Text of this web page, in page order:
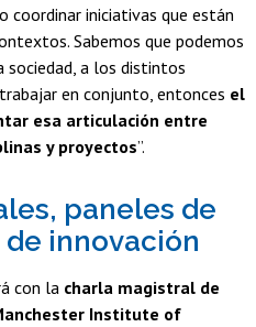
coordinar iniciativas que están
Sabemos que podemos
sociedad, a los distintos
en conjunto, entonces el
esa articulación entre
y proyectos”.
paneles de
innovación
con la charla magistral de
Institute of